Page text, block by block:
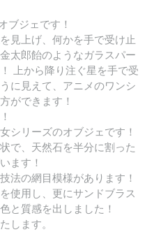
ブジェです！
見上げ、何かを手で受け止
太郎飴のようなガラスパー
上から降り注ぐ星を手で受
に見えて、アニメのワンシ
ができます！
シリーズのオブジェです！
で、天然石を半分に割った
ます！
法の網目模様があります！
使用し、更にサンドブラス
と質感を出しました！
します。